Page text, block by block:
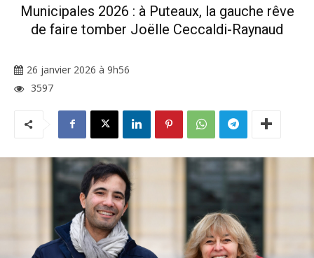
Municipales 2026 : à Puteaux, la gauche rêve
de faire tomber Joëlle Ceccaldi-Raynaud
26 janvier 2026 à 9h56
3597